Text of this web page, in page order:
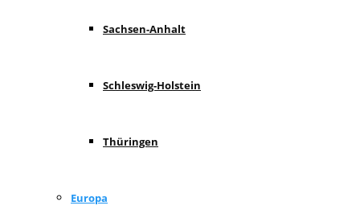
Sachsen-Anhalt
Schleswig-Holstein
Thüringen
Europa